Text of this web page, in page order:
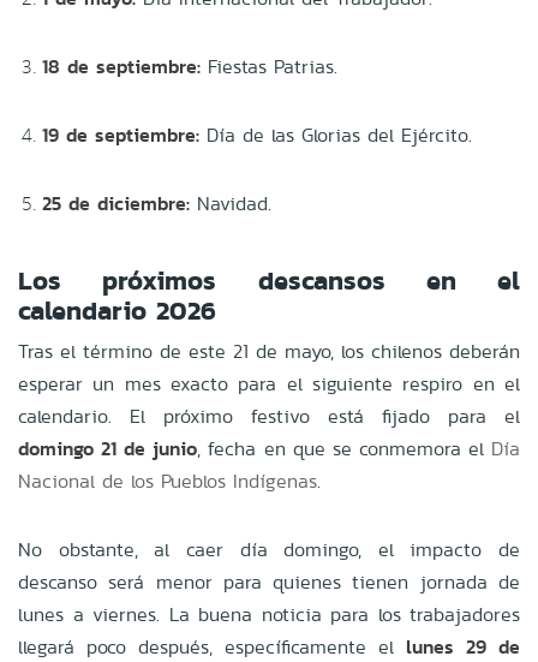
18 de septiembre: Fiestas Patrias.
19 de septiembre: Día de las Glorias del Ejército.
25 de diciembre: Navidad.
Los próximos descansos en el
calendario 2026
Tras el término de este 21 de mayo, los chilenos deberán
esperar un mes exacto para el siguiente respiro en el
calendario. El próximo festivo está fijado para el
domingo 21 de junio, fecha en que se conmemora el Día
Nacional de los Pueblos Indígenas.
No obstante, al caer día domingo, el impacto de
descanso será menor para quienes tienen jornada de
lunes a viernes. La buena noticia para los trabajadores
llegará poco después, específicamente el lunes 29 de